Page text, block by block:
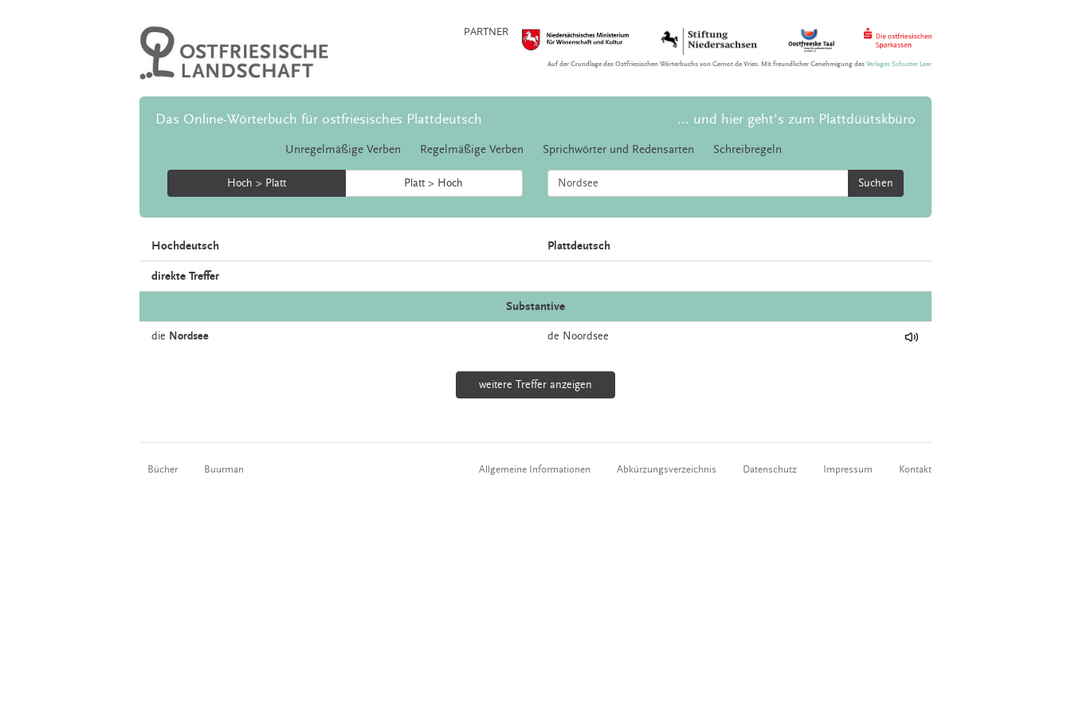
PARTNER
Auf der Grundlage des Ostfriesischen Wörterbuchs von Gernot de Vries. Mit freundlicher Genehmigung desVerlages Schuster Leer
Das Online-Wörterbuch für ostfriesisches Plattdeutsch ... und hier geht's zum Plattdüütskbüro
Unregelmäßige Verben Regelmäßige Verben Sprichwörter und Redensarten Schreibregeln
Hoch > Platt Platt > Hoch Suchen
Hochdeutsch Plattdeutsch
direkte Treffer
Substantive
die Nordsee de Noordsee
weitere Treffer anzeigen
Bücher Buurman Allgemeine Informationen Abkürzungsverzeichnis Datenschutz Impressum Kontakt